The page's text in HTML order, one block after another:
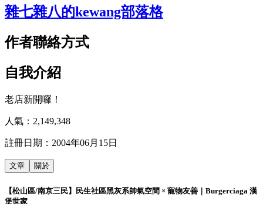
雜七雜八的kewang部落格
作者聯絡方式
自我介紹
老店新開囉！
人氣： 2,149,348
註冊日期： 2004年06月15日
文章 關於
【松山區/南京三民】民生社區黑灰系帥氣空間 × 寵物友善｜Burgerciaga 漢
堡世家